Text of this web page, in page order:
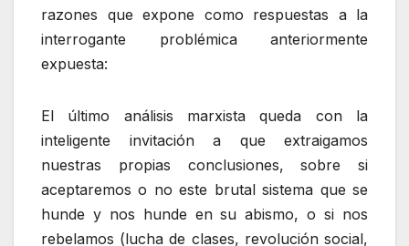
razones que expone como respuestas a la
interrogante problémica anteriormente
expuesta:
El último análisis marxista queda con la
inteligente invitación a que extraigamos
nuestras propias conclusiones, sobre si
aceptaremos o no este brutal sistema que se
hunde y nos hunde en su abismo, o si nos
rebelamos (lucha de clases, revolución social,